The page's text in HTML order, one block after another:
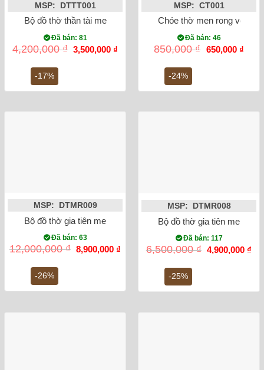
-17%
MSP: DTTT001
Bộ đồ thờ thần tài men rạn đắp nổi
Đã bán: 81
4,200,000₫ Giá
gốc
3,500,000 ₫
3,500,000 ₫.
-24%
MSP: CT001
Chóe thờ men rong vẽ sen
Đã bán: 46
850,000₫ Giá
650,000 ₫Giá
-26%
MSP: DTMR009
Bộ đồ thờ gia tiên men rong vẽ rồng Bát Tràng số 5
Đã bán: 63
12,000,000₫ Giá
gốc
8,900,000 ₫
8,900,000 ₫.
-25%
MSP: DTMR008
Bộ đồ thờ gia tiên men
Đã bán: 117
6,500,000₫ Giá
gốc
4,900,000 ₫